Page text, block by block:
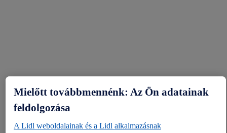
Mielőtt továbbmennénk: Az Ön adatainak
feldolgozása
A Lidl weboldalainak és a Lidl alkalmazásnak